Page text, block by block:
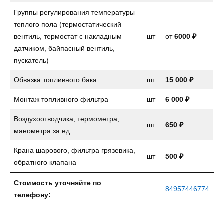
Группы регулирования температуры
теплого пола (термостатический
вентиль, термостат с накладным
датчиком, байпасный вентиль,
пускатель)
шт от6000 ₽
Обвязка топливного бака шт 15 000 ₽
Монтаж топливного фильтра шт 6 000 ₽
Воздухоотводчика, термометра,
манометра за ед
шт 650 ₽
Крана шарового, фильтра грязевика,
обратного клапана
шт 500 ₽
Стоимость уточняйте по
телефону:
84957446774